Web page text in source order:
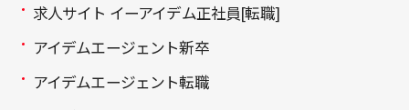
求人サイト イーアイデム正社員[転職]
アイデムエージェント新卒
アイデムエージェント転職